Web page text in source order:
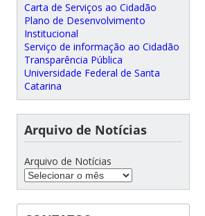
Carta de Serviços ao Cidadão
Plano de Desenvolvimento
Institucional
Serviço de informação ao Cidadão
Transparência Pública
Universidade Federal de Santa
Catarina
Arquivo de Notícias
Arquivo de Notícias